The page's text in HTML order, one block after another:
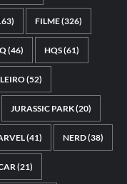
FILME(326)
(46) HQS(61)
(52)
JURASSIC PARK(20)
(41) NERD(38)
(21)